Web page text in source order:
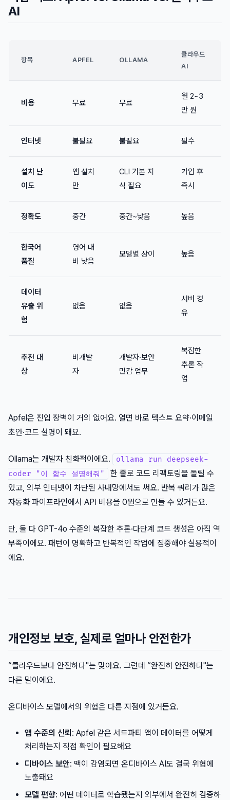
AI
항목 APFEL OLLAMA
클라우드
AI
비용 무료 무료
월 2~3
만 원
인터넷 불필요 불필요 필수
설치 난
이도
앱 설치
만
CLI 기본 지
식 필요
가입 후
즉시
정확도 중간 중간~낮음 높음
한국어
품질
영어 대
비 낮음
모델별 상이 높음
데이터
유출 위
험
없음 없음
서버 경
유
추천 대
상
비개발
자
개발자·보안
민감 업무
복잡한
추론 작
업
Apfel은 진입 장벽이 거의 없어요. 열면 바로 텍스트 요약·이메일
초안·코드 설명이 돼요.
Ollama는 개발자 친화적이에요.
ollama run deepseek-
coder "이 함수 설명해줘"
한 줄로 코드 리팩토링을 돌릴 수
있고, 외부 인터넷이 차단된 사내망에서도 써요. 반복 쿼리가 많은
자동화 파이프라인에서 API 비용을 0원으로 만들 수 있거든요.
단, 둘 다 GPT-4o 수준의 복잡한 추론·다단계 코드 생성은 아직 역
부족이에요. 패턴이 명확하고 반복적인 작업에 집중해야 실용적이
에요.
개인정보 보호, 실제로 얼마나 안전한가
“클라우드보다 안전하다"는 맞아요. 그런데 “완전히 안전하다"는
다른 말이에요.
온디바이스 모델에서의 위험은 다른 지점에 있거든요.
앱 수준의 신뢰 : Apfel 같은 서드파티 앱이 데이터를 어떻게
처리하는지 직접 확인이 필요해요
디바이스 보안: 맥이 감염되면 온디바이스 AI도 결국 위협에
노출돼요
모델 편향: 어떤 데이터로 학습됐는지 외부에서 완전히 검증하